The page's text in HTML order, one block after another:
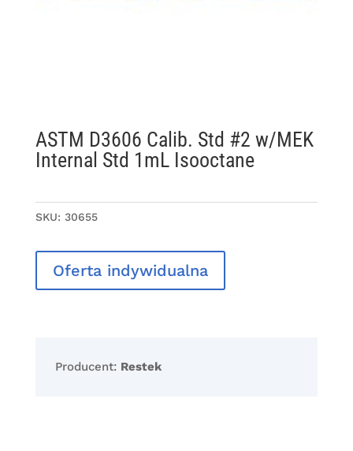
ASTM D3606 Calib. Std #2 w/MEK
Internal Std 1mL Isooctane
SKU: 30655
Oferta indywidualna
Producent: Restek